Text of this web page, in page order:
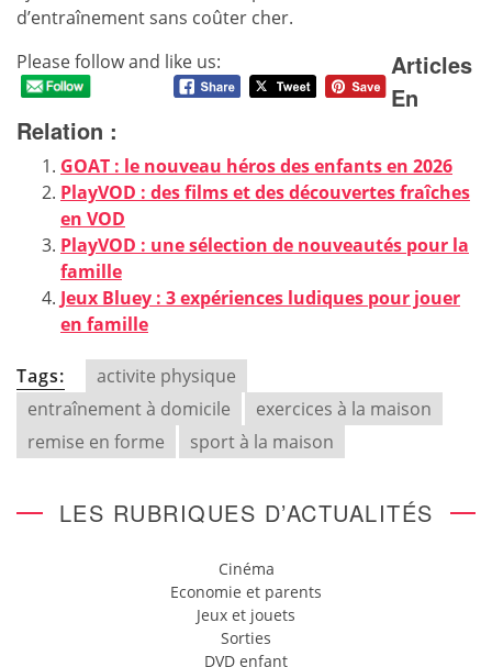
d’entraînement sans coûter cher.
Please follow and like us:
Articles
En
Relation :
GOAT : le nouveau héros des enfants en 2026
PlayVOD : des films et des découvertes fraîches
en VOD
PlayVOD : une sélection de nouveautés pour la
famille
Jeux Bluey : 3 expériences ludiques pour jouer
en famille
Tags:
activite physique
entraînement à domicile
exercices à la maison
remise en forme
sport à la maison
LES RUBRIQUES D’ACTUALITÉS
Cinéma
Economie et parents
Jeux et jouets
Sorties
DVD enfant